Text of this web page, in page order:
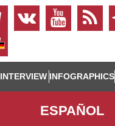
INTERVIEW INFOGRAPHICS
ESPAÑOL